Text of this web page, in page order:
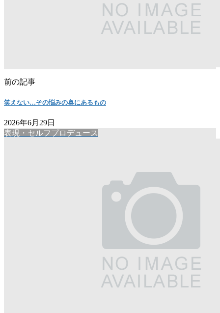
前の記事
笑えない…その悩みの奥にあるもの
2026年6月29日
表現・セルフプロデュース